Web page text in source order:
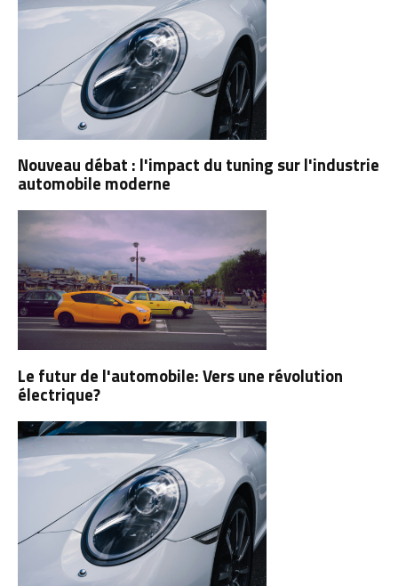
Nouveau débat : l'impact du tuning sur l'industrie
automobile moderne
Le futur de l'automobile: Vers une révolution
électrique?